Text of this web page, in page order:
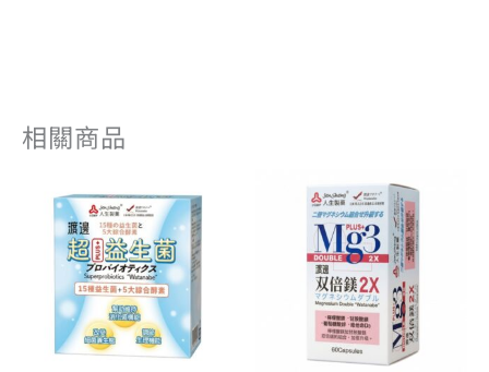
相關商品
始
價
格：
NT$ 720。
原
始
價
格：
NT$ 600。